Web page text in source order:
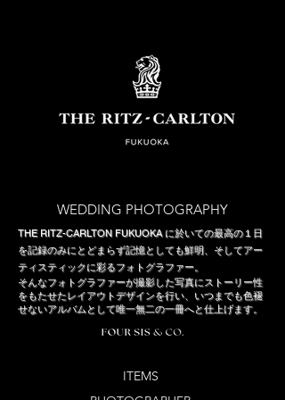
WEDDING PHOTOGRAPHY
THE RITZ-CARLTON FUKUOKA に於いての最高の１日
を記録のみにとどまらず記憶としても鮮明、そしてアー
ティスティックに彩るフォトグラファー。
そんなフォトグラファーが撮影した写真にストーリー性
をもたせたレイアウトデザインを行い、いつまでも色褪
せないアルバムとして唯一無二の一冊へと仕上げます。​​
ITEMS